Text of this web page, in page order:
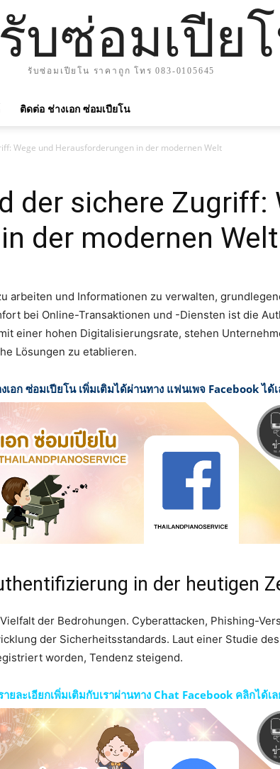
บซ่อมเปีย
รับซ่อมเปียโน ราคาถูก โทร 083-0105645
ติดต่อ ช่างเอก ซ่อมเปียโน
Wege und Herausforderungen in der modernen Welt
der sichere Zugriff:
der modernen Welt
arbeiten und Informationen zu verwalten,
bei Online-Transaktionen und -Diensten ist die
einer hohen Digitalisierungsrate, stehen
Lösungen zu etablieren.
เอก ซ่อมเปียโน เพิ่มเติมได้ผ่านทาง แฟนเพจ Facebook ได้
in der heutigen
der Bedrohungen. Cyberattacken, Phishing-
der Sicherheitsstandards. Laut einer Studie
worden, Tendenz steigend.
ยละเอียกเพิ่มเติมกับเราผ่านทาง Chat Facebook คลิกได้เ